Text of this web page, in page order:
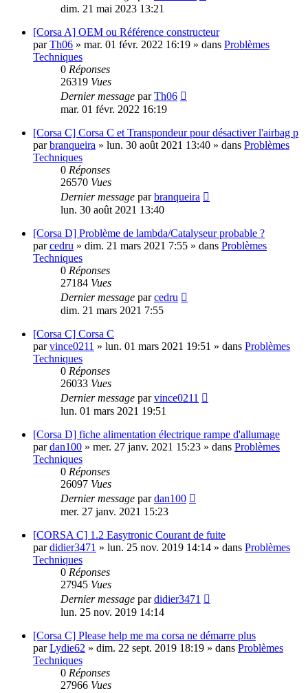
dim. 21 mai 2023 13:21
[Corsa A] OEM ou Référence constructeur
parTh06 » mar. 01 févr. 2022 16:19 » dans Problèmes
Techniques
0 Réponses
26319 Vues
Dernier message parTh06
mar. 01 févr. 2022 16:19
[Corsa C] Corsa C et Transpondeur pour désactiver l'airbag p
parbranqueira » lun. 30 août 2021 13:40 » dans Problèmes
Techniques
0 Réponses
26570 Vues
Dernier message parbranqueira
lun. 30 août 2021 13:40
[Corsa D] Problème de lambda/Catalyseur probable ?
parcedru » dim. 21 mars 2021 7:55 » dans Problèmes
Techniques
0 Réponses
27184 Vues
Dernier message parcedru
dim. 21 mars 2021 7:55
[Corsa C] Corsa C
parvince0211 » lun. 01 mars 2021 19:51 » dans Problèmes
Techniques
0 Réponses
26033 Vues
Dernier message parvince0211
lun. 01 mars 2021 19:51
[Corsa D] fiche alimentation électrique rampe d'allumage
pardan100 » mer. 27 janv. 2021 15:23 » dans Problèmes
Techniques
0 Réponses
26097 Vues
Dernier message pardan100
mer. 27 janv. 2021 15:23
[CORSA C] 1.2 Easytronic Courant de fuite
pardidier3471 » lun. 25 nov. 2019 14:14 » dans Problèmes
Techniques
0 Réponses
27945 Vues
Dernier message pardidier3471
lun. 25 nov. 2019 14:14
[Corsa C] Please help me ma corsa ne démarre plus
parLydie62 » dim. 22 sept. 2019 18:19 » dans Problèmes
Techniques
0 Réponses
27966 Vues